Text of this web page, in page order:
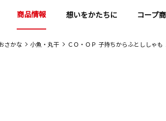
商品情報 想いをかたちに コープ
さかな 小魚・丸干 ＣＯ・ＯＰ 子持ちからふとししゃも